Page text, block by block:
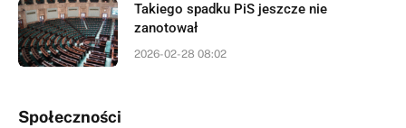
Takiego spadku PiS jeszcze nie
zanotował
2026-02-28 08:02
Społeczności